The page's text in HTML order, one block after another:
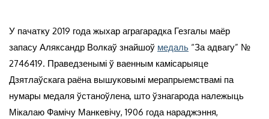
У пачатку 2019 года жыхар аграгарадка Гезгалы маёр
запасу Аляксандр Волкаў знайшоў медаль “За адвагу” №
2746419. Праведзенымі ў ваенным камісарыяце
Дзятлаўскага раёна вышуковымі мерапрыемствамі па
нумары медаля ўстаноўлена, што ўзнагарода належыць
Мікалаю Фамічу Манкевічу, 1906 года нараджэння,